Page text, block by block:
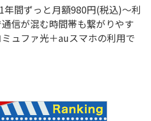
間ずっと月額980円(税込)～利
信が混む時間帯も繋がりやす
ュファ光＋auスマホの利用で